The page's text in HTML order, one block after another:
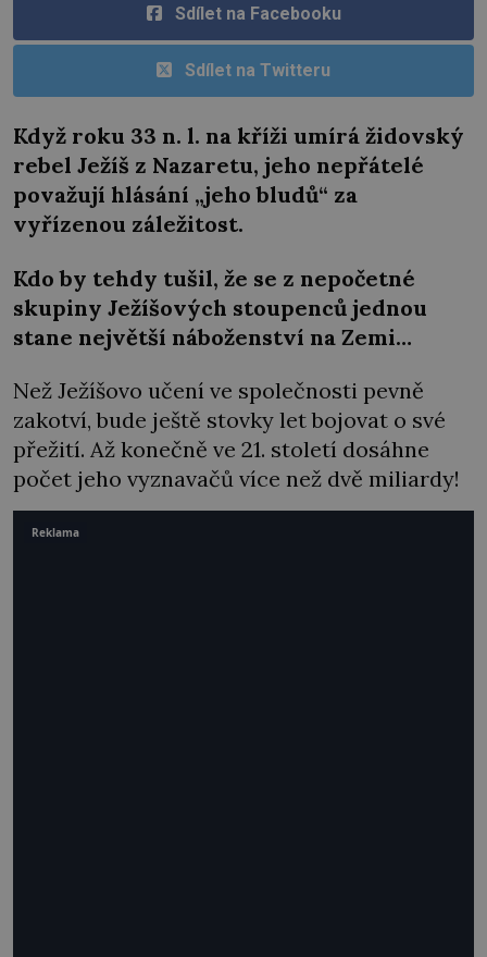
Sdílet na Facebooku
Sdílet na Twitteru
Když roku 33 n. l. na kříži umírá židovský
rebel Ježíš z Nazaretu, jeho nepřátelé
považují hlásání „jeho bludů“ za
vyřízenou záležitost.
Kdo by tehdy tušil, že se z nepočetné
skupiny Ježíšových stoupenců jednou
stane největší náboženství na Zemi…
Než Ježíšovo učení ve společnosti pevně
zakotví, bude ještě stovky let bojovat o své
přežití. Až konečně ve 21. století dosáhne
počet jeho vyznavačů více než dvě miliardy!
Reklama